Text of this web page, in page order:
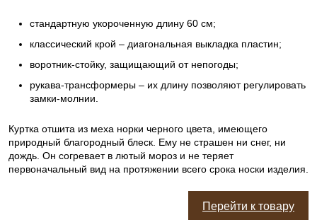
стандартную укороченную длину 60 см;
классический крой – диагональная выкладка пластин;
воротник-стойку, защищающий от непогоды;
рукава-трансформеры – их длину позволяют регулировать
замки-молнии.
Куртка отшита из меха норки черного цвета, имеющего
природный благородный блеск. Ему не страшен ни снег, ни
дождь. Он согревает в лютый мороз и не теряет
первоначальный вид на протяжении всего срока носки изделия.
Перейти к товару